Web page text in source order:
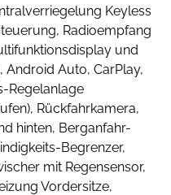
Keyless
Radioempfang
und
Android Auto, CarPlay,
Regelanlage
Rückfahrkamera,
hinten, Berganfahr-
Begrenzer,
mit Regensensor,
Vordersitze,